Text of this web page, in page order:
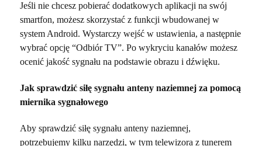
Jeśli nie chcesz pobierać dodatkowych aplikacji na swój
smartfon, możesz skorzystać z funkcji wbudowanej w
system Android. Wystarczy wejść w ustawienia, a następnie
wybrać opcję “Odbiór TV”. Po wykryciu kanałów możesz
ocenić jakość sygnału na podstawie obrazu i dźwięku.
Jak sprawdzić siłę sygnału anteny naziemnej za pomocą
miernika sygnałowego
Aby sprawdzić siłę sygnału anteny naziemnej,
potrzebujemy kilku narzędzi, w tym telewizora z tunerem